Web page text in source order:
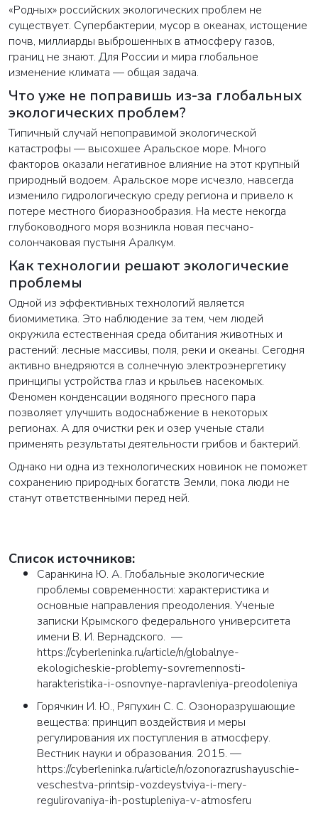
«Родных» российских экологических проблем не
существует. Супербактерии, мусор в океанах, истощение
почв, миллиарды выброшенных в атмосферу газов,
границ не знают. Для России и мира глобальное
изменение климата — общая задача.
Что уже не поправишь из-за глобальных
экологических проблем?
Типичный случай непоправимой экологической
катастрофы — высохшее Аральское море. Много
факторов оказали негативное влияние на этот крупный
природный водоем. Аральское море исчезло, навсегда
изменило гидрологическую среду региона и привело к
потере местного биоразнообразия. На месте некогда
глубоководного моря возникла новая песчано-
солончаковая пустыня Аралкум.
Как технологии решают экологические
проблемы
Одной из эффективных технологий является
биомиметика. Это наблюдение за тем, чем людей
окружила естественная среда обитания животных и
растений: лесные массивы, поля, реки и океаны. Сегодня
активно внедряются в солнечную электроэнергетику
принципы устройства глаз и крыльев насекомых.
Феномен конденсации водяного пресного пара
позволяет улучшить водоснабжение в некоторых
регионах. А для очистки рек и озер ученые стали
применять результаты деятельности грибов и бактерий.
Однако ни одна из технологических новинок не поможет
сохранению природных богатств Земли, пока люди не
станут ответственными перед ней.
Список источников:
Саранкина Ю. А. Глобальные экологические
проблемы современности: характеристика и
основные направления преодоления. Ученые
записки Крымского федерального университета
имени В. И. Вернадского. —
https://cyberleninka.ru/article/n/globalnye-
ekologicheskie-problemy-sovremennosti-
harakteristika-i-osnovnye-napravleniya-preodoleniya
Горячкин И. Ю., Ряпухин С. С. Озоноразрушающие
вещества: принцип воздействия и меры
регулирования их поступления в атмосферу.
Вестник науки и образования. 2015. —
https://cyberleninka.ru/article/n/ozonorazrushayuschie-
veschestva-printsip-vozdeystviya-i-mery-
regulirovaniya-ih-postupleniya-v-atmosferu